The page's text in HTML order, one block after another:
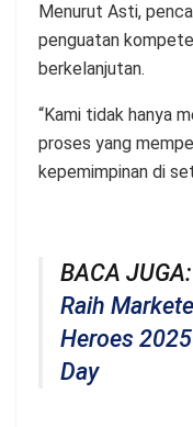
Menurut Asti,
penguatan
berkelanjutan.
“Kami tidak hanya
proses yang
kepemimpinan di
BACA JUGA:
Raih
Heroes
Day